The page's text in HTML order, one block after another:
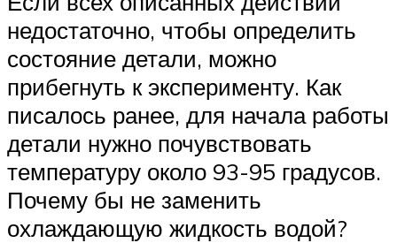
недостаточно, чтобы определить
состояние детали, можно
прибегнуть к эксперименту. Как
писалось ранее, для начала работы
детали нужно почувствовать
температуру около 93-95 градусов.
Почему бы не заменить
охлаждающую жидкость водой?